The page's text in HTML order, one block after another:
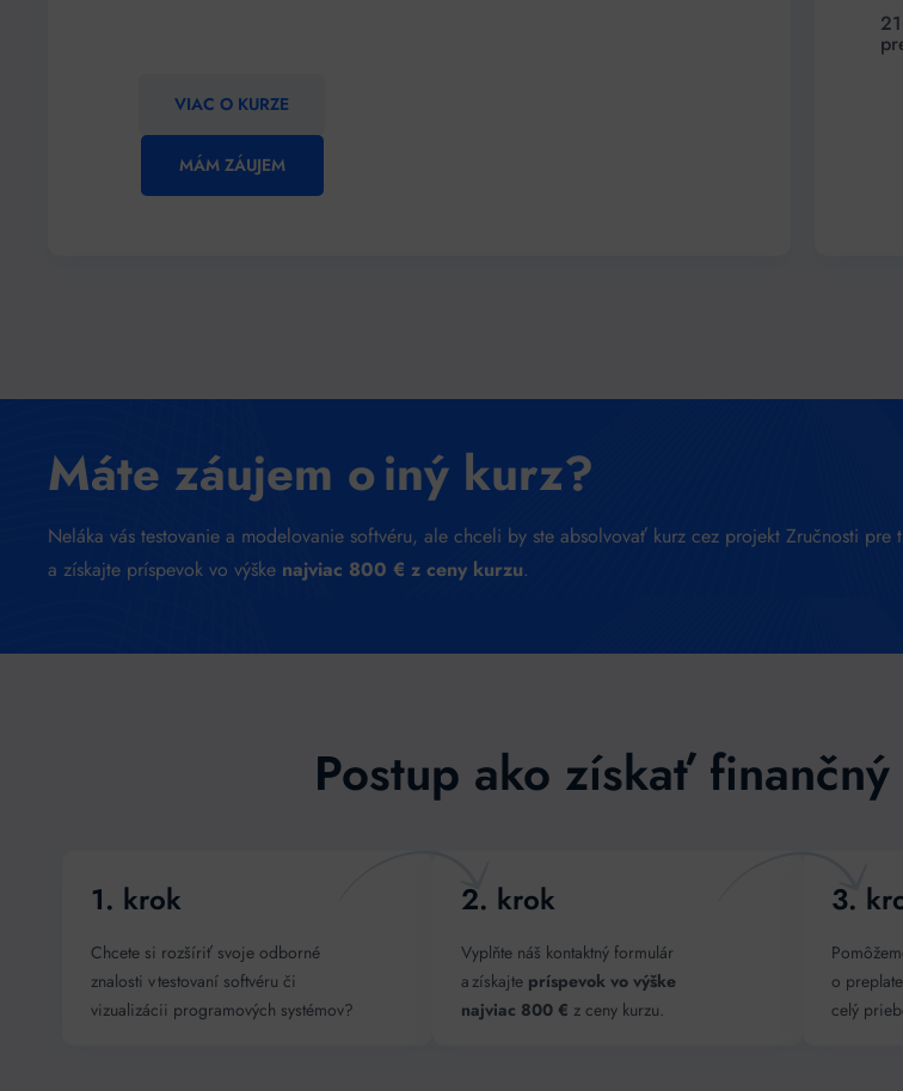
VIAC O KURZE
MÁM ZÁUJEM
Máte záujem o iný kurz?
Neláka vás testovanie a modelovanie softvéru, ale chceli by ste absolvovať kurz cez projekt Zručnosti pre
a získajte príspevok vo výške najviac 800 € z ceny kurzu.
Postup ako získať
1. krok
Chcete si rozšíriť svoje odborné
znalosti v testovaní softvéru či
vizualizácii programových systémov?
2. krok
Vyplňte náš kontaktný formulár
a získajte príspevok vo výške
najviac 800 € z ceny kurzu.
3.
o
celý